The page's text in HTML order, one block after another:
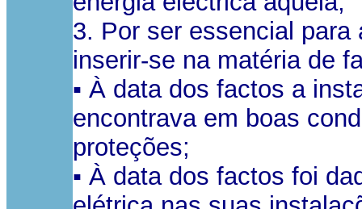
3. Por ser essencial
inserir-se na matéria de
▪ À data dos factos a
encontrava em boas
proteções;
▪ À data dos factos foi